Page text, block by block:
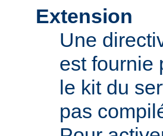
Extension
Une
est fournie
le kit du
pas